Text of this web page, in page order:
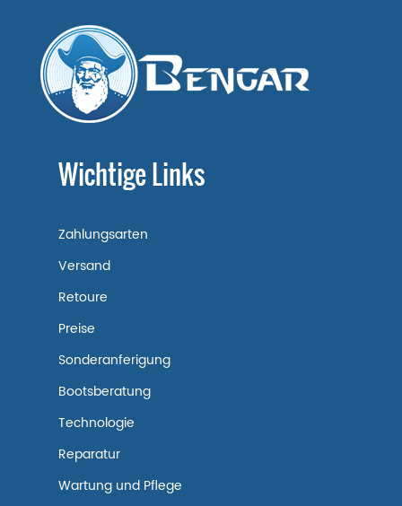
Wichtige Links
Zahlungsarten
Versand
Retoure
Preise
Sonderanferigung
Bootsberatung
Technologie
Reparatur
Wartung und Pflege